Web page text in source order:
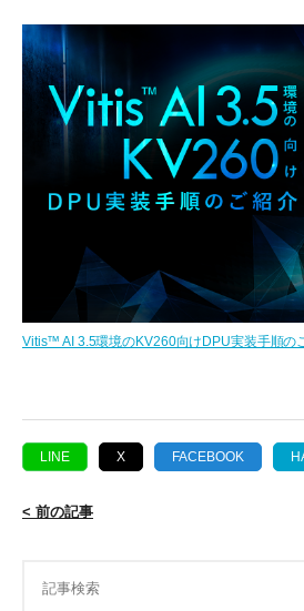
Vitis™ AI 3.5環境のKV260向けDPU実装手順の
LINE X FACEBOOK
< 前の記事